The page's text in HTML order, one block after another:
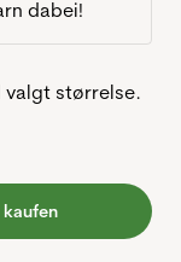
dabei!
størrelse.